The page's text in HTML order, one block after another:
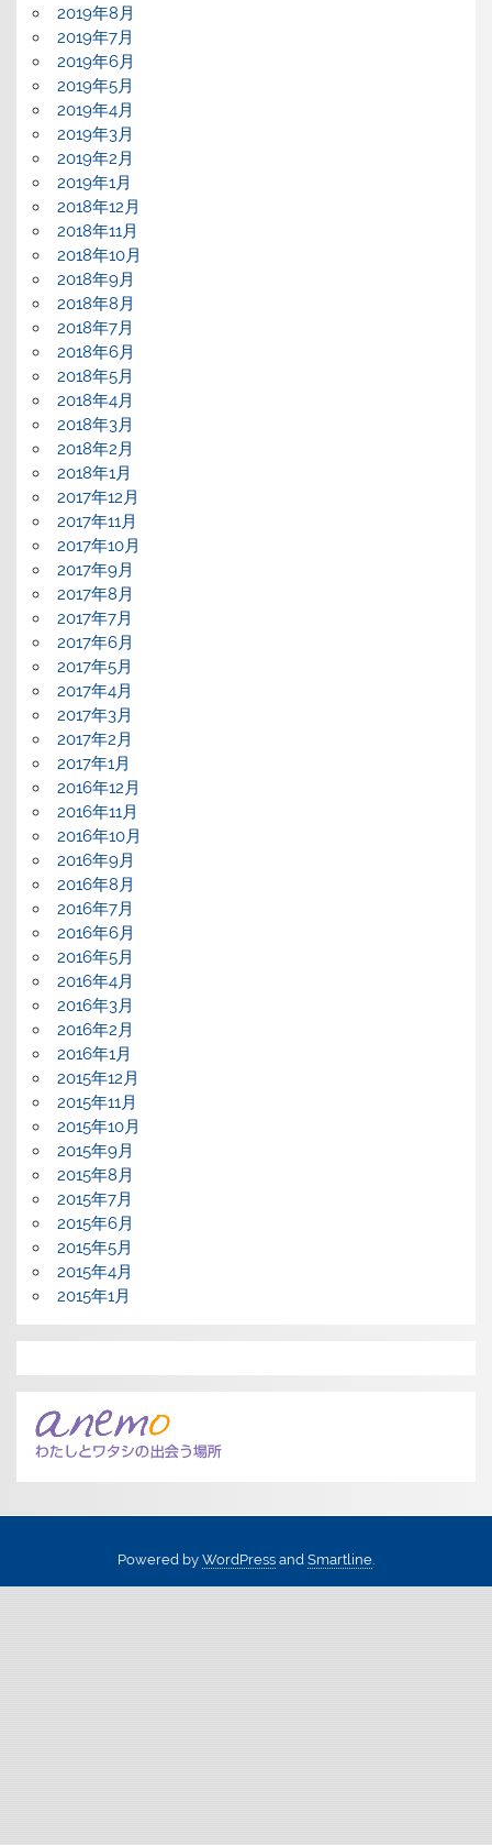
2019年8月
2019年7月
2019年6月
2019年5月
2019年4月
2019年3月
2019年2月
2019年1月
2018年12月
2018年11月
2018年10月
2018年9月
2018年8月
2018年7月
2018年6月
2018年5月
2018年4月
2018年3月
2018年2月
2018年1月
2017年12月
2017年11月
2017年10月
2017年9月
2017年8月
2017年7月
2017年6月
2017年5月
2017年4月
2017年3月
2017年2月
2017年1月
2016年12月
2016年11月
2016年10月
2016年9月
2016年8月
2016年7月
2016年6月
2016年5月
2016年4月
2016年3月
2016年2月
2016年1月
2015年12月
2015年11月
2015年10月
2015年9月
2015年8月
2015年7月
2015年6月
2015年5月
2015年4月
2015年1月
Powered by WordPress and Smartline.